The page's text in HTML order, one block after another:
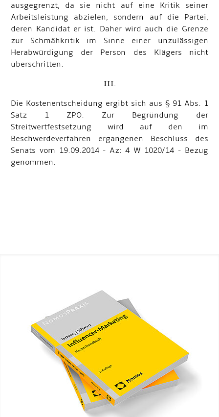
ausgegrenzt, da sie nicht auf eine Kritik seiner
Arbeitsleistung abzielen, sondern auf die Partei,
deren Kandidat er ist. Daher wird auch die Grenze
zur Schmähkritik im Sinne einer unzulässigen
Herabwürdigung der Person des Klägers nicht
überschritten.
III.
Die Kostenentscheidung ergibt sich aus § 91 Abs. 1
Satz 1 ZPO. Zur Begründung der
Streitwertfestsetzung wird auf den im
Beschwerdeverfahren ergangenen Beschluss des
Senats vom 19.09.2014 - Az: 4 W 1020/14 - Bezug
genommen.